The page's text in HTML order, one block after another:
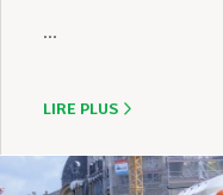
...
LIRE PLUS